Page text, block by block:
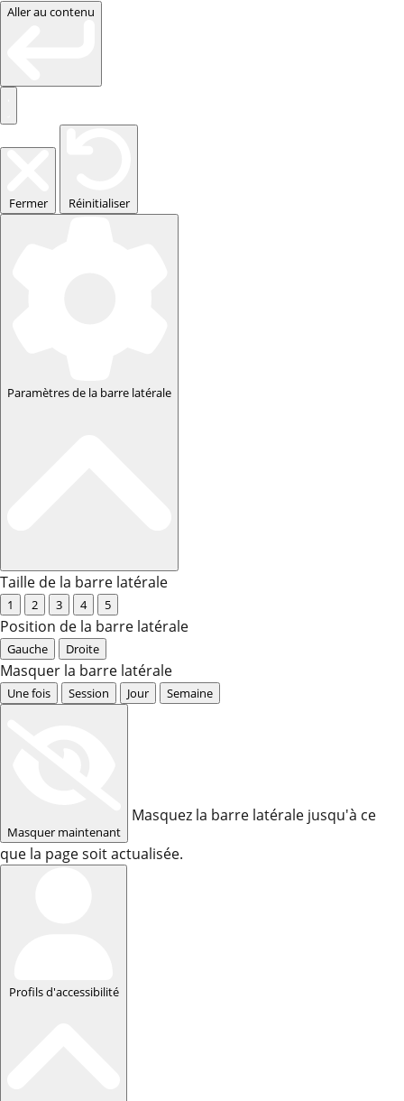
Aller au contenu
Fermer Réinitialiser
Paramètres de la barre latérale
Taille de la barre latérale
1 2 3 4 5
Position de la barre latérale
Gauche Droite
Masquer la barre latérale
Une fois Session Jour Semaine
Masquer maintenant
Masquez la barre latérale jusqu'à ce
que la page soit actualisée.
Profils d'accessibilité